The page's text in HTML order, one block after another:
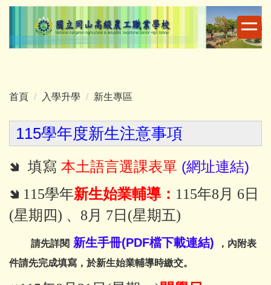
跳
主
區
首頁 入學升學 新生專區
115學年度新生注意事項
🢆 填寫 本土語言選課表單 (網址連結)
🢆 115學年新生始業輔導： 115年8月 6日
(星期四) 、8月 7日(星期五)
請先詳閱 新生手冊(PDF檔下載連結)
，內附表
件請先完成填寫，於新生始業輔導時繳交。